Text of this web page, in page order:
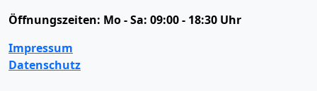
Öffnungszeiten: Mo - Sa: 09:00 - 18:30 Uhr
Impressum
Datenschutz